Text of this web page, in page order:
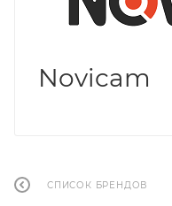
Novicam
СПИСОК БРЕНДОВ